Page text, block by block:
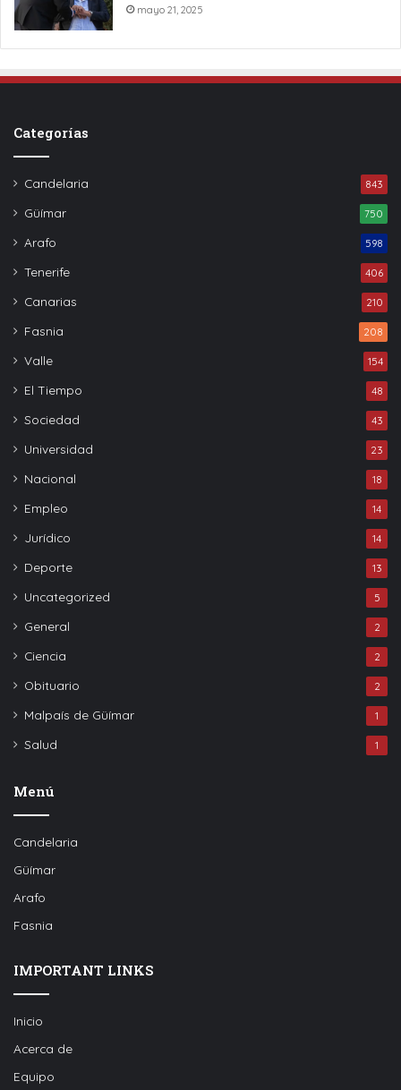
mayo 21, 2025
Categorías
Candelaria 843
Güímar 750
Arafo 598
Tenerife 406
Canarias 210
Fasnia 208
Valle 154
El Tiempo 48
Sociedad 43
Universidad 23
Nacional 18
Empleo 14
Jurídico 14
Deporte 13
Uncategorized 5
General 2
Ciencia 2
Obituario 2
Malpaís de Güímar 1
Salud 1
Menú
Candelaria
Güímar
Arafo
Fasnia
IMPORTANT LINKS
Inicio
Acerca de
Equipo